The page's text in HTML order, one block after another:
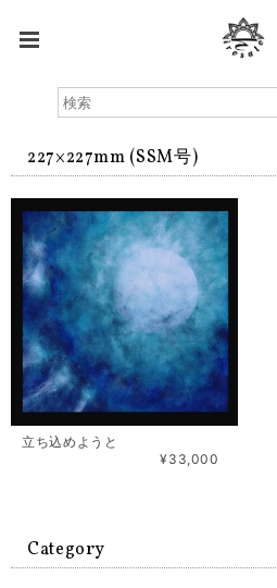
227×227mm (SSM号)
立ち込めようと
¥33,000
Category